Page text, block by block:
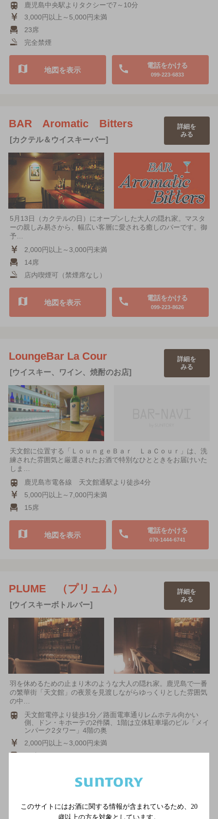
鹿児島中央駅よりタクシーで7～10分
3,000円以上～5,000円未満
23席
完全禁煙
電話をかける
099-223-6833
地図を表示
BAR Aromatic Bitters
[カクテル＆ウイスキーバー]
詳細を
みる
5月13日（カクテルの日）にオープンした大人の隠れ家。マスタ
ーの親しみ易さから、幅広い客層に愛される癒しのバーです。御
予…
2,000円以上～3,000円未満
14席
店内喫煙可（禁煙席なし）
電話をかける
099-223-8626
地図を表示
LoungeBar La Cour
[ウイスキー、ワイン、焼酎のお店]
詳細を
みる
天文館に位置する「ＬｏｕｎｇｅＢａｒ ＬａＣｏｕｒ」は、洗
練された雰囲気と厳選されたお酒で特別なひとときをお届けいた
しま…
鹿児島市電各線 天文館通駅より徒歩4分
5,000円以上～7,000円未満
15席
電話をかける
070-1444-6741
地図を表示
PLUME （プリュム）
[ウイスキーボトルバー]
詳細を
みる
羽を休めるための止まり木のような大人の隠れ家。鹿児島で一番
の繁華街「天文館」の夜景を見渡しながらゆっくりとした雰囲気
の中…
天文館電停より徒歩1分／路面電車通りレムホテル向かい
側、ドン・キホーテの2件隣、1階は立体駐車場のビル「メイ
ンパーク2タワー」4階の奥
2,000円以上～3,000円未満
このサイトにはお酒に関する情報が含まれているため、 20
歳以上の方を対象としています。